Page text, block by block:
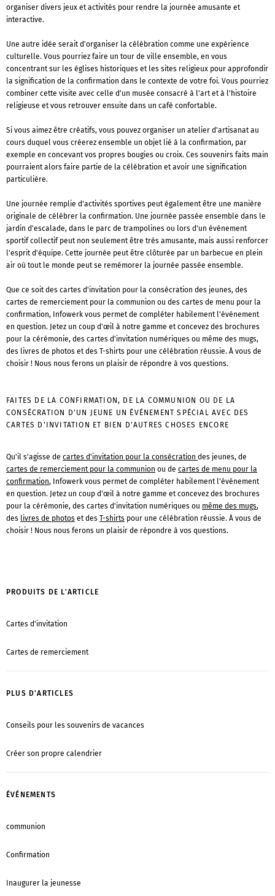
organiser divers jeux et activités pour rendre la journée amusante et
interactive.
Une autre idée serait d'organiser la célébration comme une expérience
culturelle. Vous pourriez faire un tour de ville ensemble, en vous
concentrant sur les églises historiques et les sites religieux pour approfondir
la signification de la confirmation dans le contexte de votre foi. Vous pourriez
combiner cette visite avec celle d'un musée consacré à l'art et à l'histoire
religieuse et vous retrouver ensuite dans un café confortable.
Si vous aimez être créatifs, vous pouvez organiser un atelier d'artisanat au
cours duquel vous créerez ensemble un objet lié à la confirmation, par
exemple en concevant vos propres bougies ou croix. Ces souvenirs faits main
pourraient alors faire partie de la célébration et avoir une signification
particulière.
Une journée remplie d'activités sportives peut également être une manière
originale de célébrer la confirmation. Une journée passée ensemble dans le
jardin d'escalade, dans le parc de trampolines ou lors d'un événement
sportif collectif peut non seulement être très amusante, mais aussi renforcer
l'esprit d'équipe. Cette journée peut être clôturée par un barbecue en plein
air où tout le monde peut se remémorer la journée passée ensemble.
Que ce soit des cartes d'invitation pour la consécration des jeunes, des
cartes de remerciement pour la communion ou des cartes de menu pour la
confirmation, Infowerk vous permet de compléter habilement l'événement
en question. Jetez un coup d'œil à notre gamme et concevez des brochures
pour la cérémonie, des cartes d'invitation numériques ou même des mugs,
des livres de photos et des T-shirts pour une célébration réussie. À vous de
choisir ! Nous nous ferons un plaisir de répondre à vos questions.
FAITES DE LA CONFIRMATION, DE LA COMMUNION OU DE LA
CONSÉCRATION D'UN JEUNE UN ÉVÉNEMENT SPÉCIAL AVEC DES
CARTES D'INVITATION ET BIEN D'AUTRES CHOSES ENCORE
Qu'il s'agisse de cartes d'invitation pour la consécration des jeunes, de
cartes de remerciement pour la communion ou de cartes de menu pour la
confirmation, Infowerk vous permet de compléter habilement l'événement
en question. Jetez un coup d'œil à notre gamme et concevez des brochures
pour la cérémonie, des cartes d'invitation numériques ou même des mugs,
des livres de photos et des T-shirts pour une célébration réussie. À vous de
choisir ! Nous nous ferons un plaisir de répondre à vos questions.
PRODUITS DE L'ARTICLE
Cartes d'invitation
Cartes de remerciement
PLUS D'ARTICLES
Conseils pour les souvenirs de vacances
Créer son propre calendrier
ÉVÉNEMENTS
communion
Confirmation
Inaugurer la jeunesse